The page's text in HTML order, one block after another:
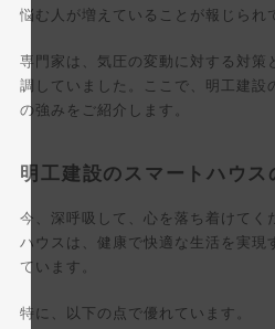
悩む人が増えていることが報じられ
専門家は、気圧の変動に対する対策
調していました。ここで、明工建設
の強みをご紹介します。
明工建設のスマートハウス
今、深呼吸して、心を落ち着けてく
ハウスは、健康で快適な生活を実現
ています。
特に、以下の点で優れています。